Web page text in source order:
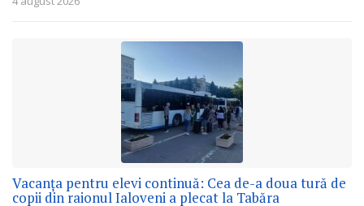
Vacanța pentru elevi continuă: Cea de-a doua tură de
copii din raionul Ialoveni a plecat la Tabăra